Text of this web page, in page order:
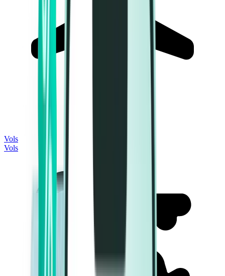
Vols
Vols